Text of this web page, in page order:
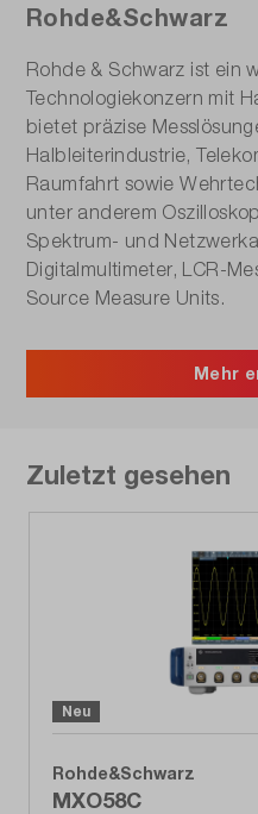
Rohde&Schwarz
Rohde & Schwarz ist ein
Technologiekonzern mit
bietet präzise
Halbleiterindustrie,
Raumfahrt sowie
unter anderem
Spektrum- und
Digitalmultimeter, LCR-
Source Measure Units.
Mehr
Zuletzt gesehen
Neu
Rohde&Schwarz
MXO58C